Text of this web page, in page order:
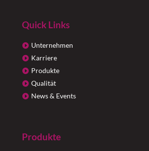
Quick Links
Unternehmen
Karriere
Produkte
Qualität
News & Events
Produkte